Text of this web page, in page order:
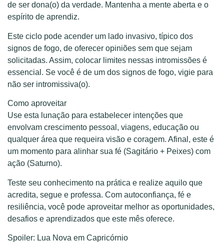
de ser dona(o) da verdade. Mantenha a mente aberta e o
espírito de aprendiz.
Este ciclo pode acender um lado invasivo, típico dos
signos de fogo, de oferecer opiniões sem que sejam
solicitadas. Assim, colocar limites nessas intromissões é
essencial. Se você é de um dos signos de fogo, vigie para
não ser intromissiva(o).
Como aproveitar
Use esta lunação para estabelecer intenções que
envolvam crescimento pessoal, viagens, educação ou
qualquer área que requeira visão e coragem. Afinal, este é
um momento para alinhar sua fé (Sagitário + Peixes) com
ação (Saturno).
Teste seu conhecimento na prática e realize aquilo que
acredita, segue e professa. Com autoconfiança, fé e
resiliência, você pode aproveitar melhor as oportunidades,
desafios e aprendizados que este mês oferece.
Spoiler: Lua Nova em Capricórnio